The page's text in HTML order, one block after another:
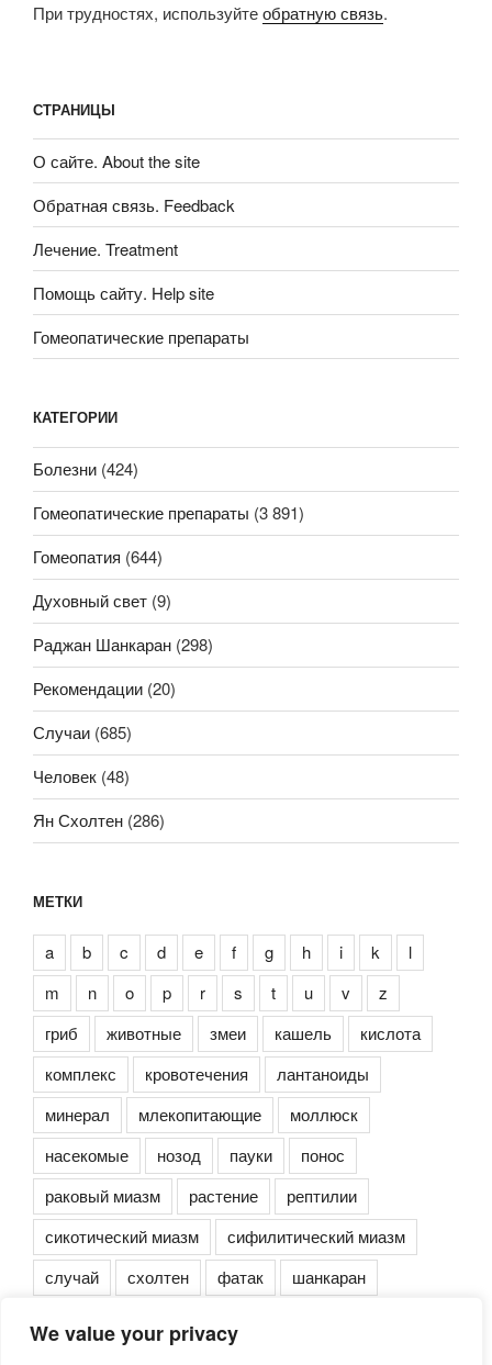
We value your privacy
При трудностях, используйтеобратную связь.
СТРАНИЦЫ
О сайте. About the site
Обратная связь. Feedback
Лечение. Treatment
Помощь сайту. Help site
Гомеопатические препараты
КАТЕГОРИИ
Болезни (424)
Гомеопатические препараты (3 891)
Гомеопатия (644)
Духовный свет (9)
Раджан Шанкаран (298)
Рекомендации (20)
Случаи (685)
Человек (48)
Ян Схолтен (286)
МЕТКИ
a b c d e f g h i k
l
m
n o p r s t u v
z
гриб
животные змеи кашель
кислота
комплекс
кровотечения
лантаноиды
минерал
млекопитающие
моллюск
насекомые
нозод пауки
понос
раковый миазм
растение
рептилии
сикотический миазм
сифилитический миазм
случай
схолтен фатак шанкаран